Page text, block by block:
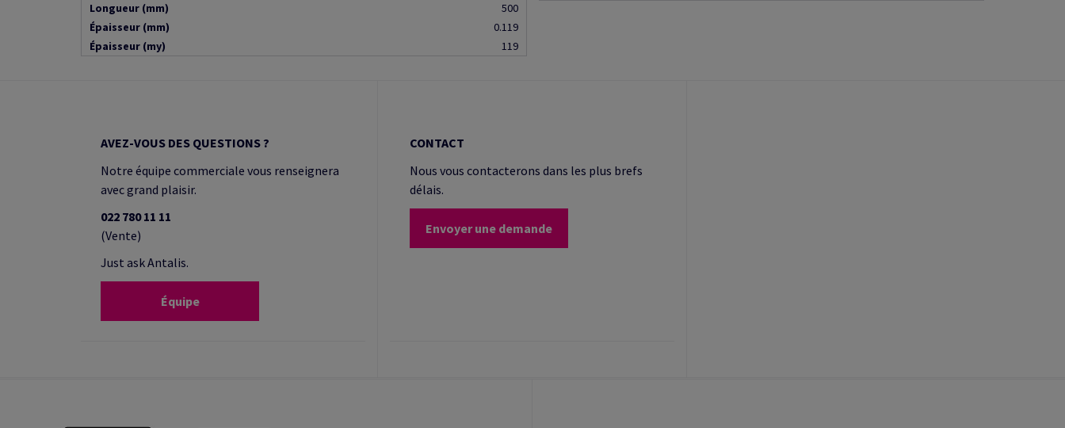
Longueur (mm)
500
Épaisseur (mm)
0.119
Épaisseur (my)
119
AVEZ-VOUS DES QUESTIONS ?
Notre équipe commerciale vous renseignera
avec grand plaisir.
022 780 11 11
(Vente)
Just ask Antalis.
Équipe
CONTACT
Nous vous contacterons dans les plus brefs
délais.
Envoyer une demande